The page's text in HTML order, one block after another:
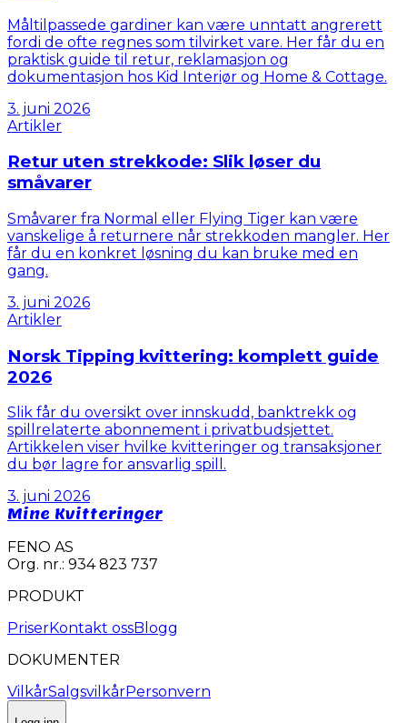
Måltilpassede gardiner kan være unntatt angrerett
fordi de ofte regnes som tilvirket vare. Her får du en
praktisk guide til retur, reklamasjon og
dokumentasjon hos Kid Interiør og Home & Cottage.
3. juni 2026
Artikler
Retur uten strekkode: Slik løser du
småvarer
Småvarer fra Normal eller Flying Tiger kan være
vanskelige å returnere når strekkoden mangler. Her
får du en konkret løsning du kan bruke med en
gang.
3. juni 2026
Artikler
Norsk Tipping kvittering: komplett guide
2026
Slik får du oversikt over innskudd, banktrekk og
spillrelaterte abonnement i privatbudsjettet.
Artikkelen viser hvilke kvitteringer og transaksjoner
du bør lagre for ansvarlig spill.
3. juni 2026
Mine Kvitteringer
FENO AS
Org. nr.: 934 823 737
PRODUKT
PriserKontakt ossBlogg
DOKUMENTER
VilkårSalgsvilkårPersonvern